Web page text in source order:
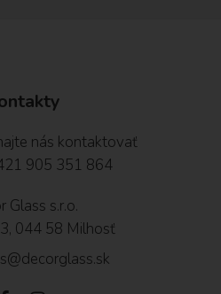
nás kontaktovať
905 351 864
Glass s.r.o.
044 58 Milhosť